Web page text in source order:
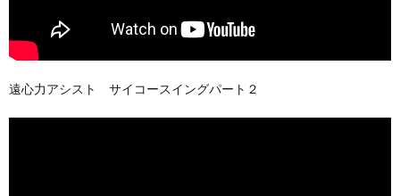
遠心力アシスト サイコースイングパート２